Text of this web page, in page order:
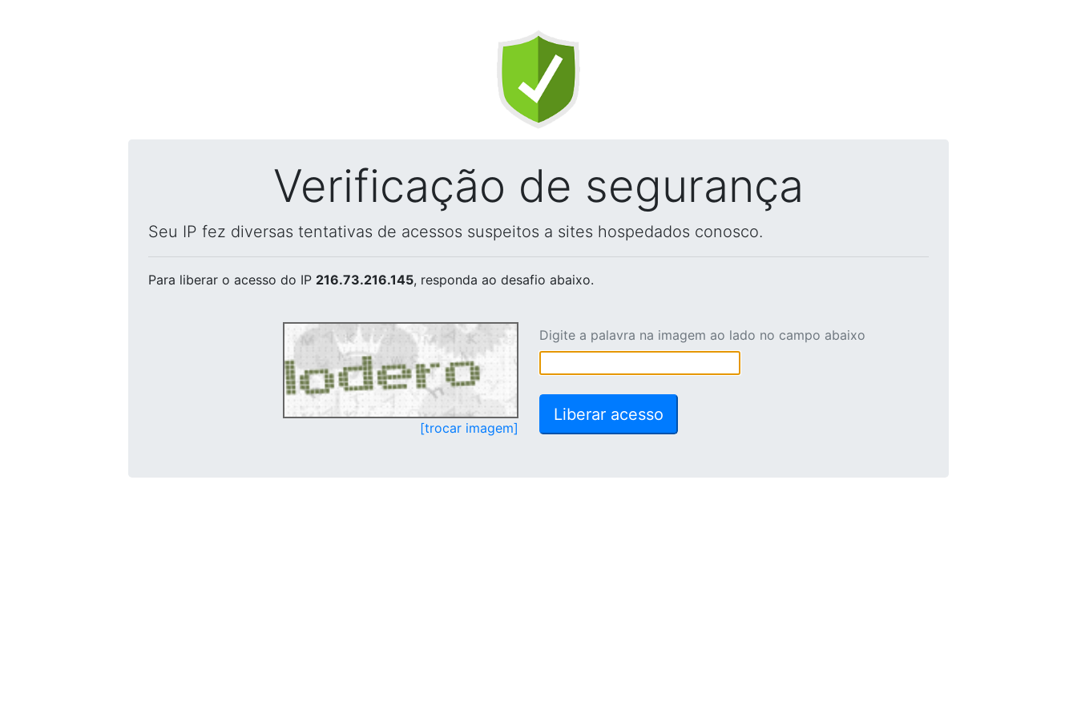
Verificação de segurança
Seu IP fez diversas tentativas de acessos suspeitos a sites hospedados conosco.
Para liberar o acesso do IP 216.73.216.145, responda ao desafio abaixo.
[trocar imagem]
Digite a palavra na imagem ao lado no campo abaixo